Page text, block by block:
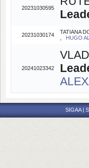
20231030595
20231030174
TATIANA
HUGO
20241023342
SIGAA |